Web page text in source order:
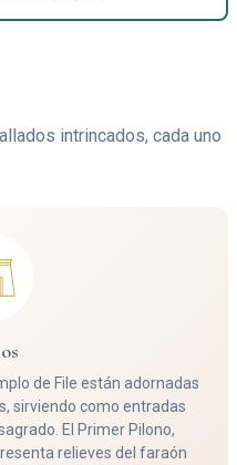
intrincados, cada uno
de File están adornadas
sirviendo como entradas
El Primer Pilono,
relieves del faraón